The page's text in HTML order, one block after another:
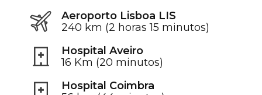
Aeroporto Lisboa LIS
240 km (2 horas 15 minutos)
Hospital Aveiro
16 Km (20 minutos)
Hospital Coimbra